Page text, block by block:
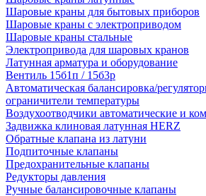
Шаровые краны для бытовых приборов
Шаровые краны с электроприводом
Шаровые краны стальные
Электропривода для шаровых кранов
Латунная арматура и оборудование
Вентиль 15б1п / 15б3р
Автоматическая балансировка/
ограничители температуры
Воздухоотводчики автоматические и
Задвижка клиновая латунная HERZ
Обратные клапана из латуни
Подпиточные клапаны
Предохранительные клапаны
Редукторы давления
Ручные балансировочные клапаны